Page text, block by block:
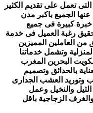
تعمل على تقديم الكثير
الجميع باكبر مدن
خبرة كبيرة فى جميع
رغبة العميل فى خدمة
من العاملين المميزين
وتشمل خدماتنا
البحرين المغرب
بالحدائق وتصميم
وتوريد العشب الجدارى
والنخيل وعمل
الزجاجية باقل